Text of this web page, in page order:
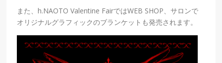
また、h.NAOTO Valentine FairではWEB SHOP、サロンで
オリジナルグラフィックのブランケットも発売されます。